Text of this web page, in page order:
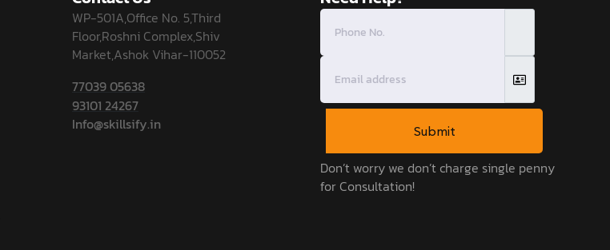
WP-501A,Office No. 5,Third
Floor,Roshni Complex,Shiv
Market,Ashok Vihar-110052
77039 05638
93101 24267
Info@skillsify.in
Submit
Don’t worry we don’t charge single penny
for Consultation!